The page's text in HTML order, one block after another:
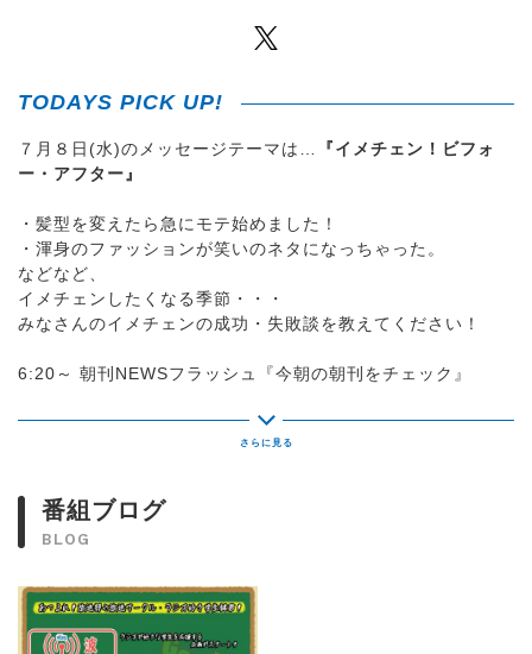
TODAYS PICK UP!
７月８日(水)のメッセージテーマは…
『イメチェン！ビフォ
ー・アフター』
・髪型を変えたら急にモテ始めました！
・渾身のファッションが笑いのネタになっちゃった。
などなど、
イメチェンしたくなる季節・・・
みなさんのイメチェンの成功・失敗談を教えてください！
6:20～ 朝刊NEWSフラッシュ『今朝の朝刊をチェック』
授 小幡績さんの経済教室』
7:35～ Today's トレンドEYE『トレンド独自調査 水曜日テー
7:50～ Beautiful Words『著名人が発した「名言」「素敵な
言葉」』
8:05～ 昨日、家に帰ったら...『あなたの昨夜の出来事、教え
8:10～ しりとリクエスト『しりとり形式でリクエス曲をお届
け』
8:15～ 朝情報★埼玉『あなたからのメッセージと共に、埼玉
番組ブログ
BLOG